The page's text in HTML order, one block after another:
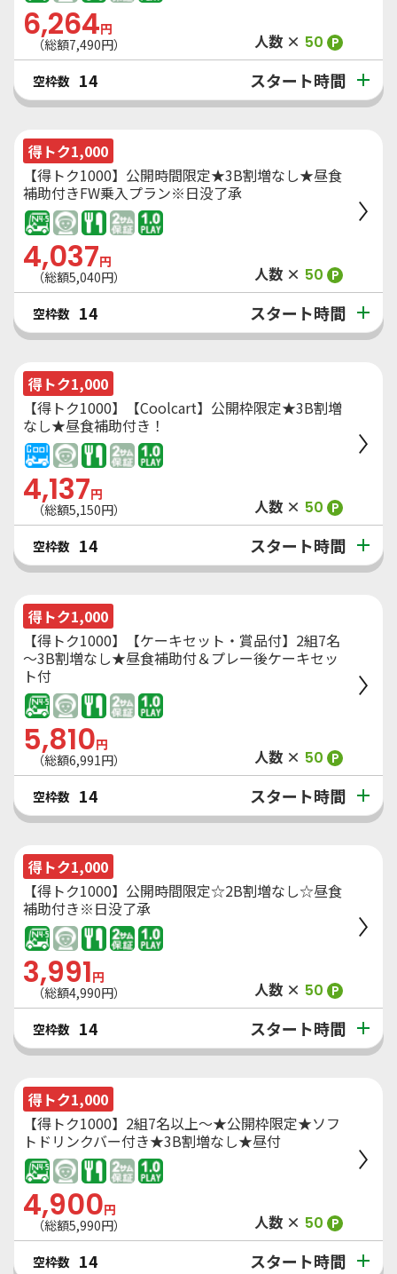
6,264円
（総額7,490円） 人数 × 50 P
空枠数 14 スタート時間
得トク1,000
【得トク1000】公開時間限定★3B割増なし★昼食
補助付きFW乗入プラン※日没了承
4,037円
（総額5,040円） 人数 × 50 P
空枠数 14 スタート時間
得トク1,000
【得トク1000】【Coolcart】公開枠限定★3B割増
なし★昼食補助付き！
4,137円
（総額5,150円） 人数 × 50 P
空枠数 14 スタート時間
得トク1,000
【得トク1000】【ケーキセット・賞品付】2組7名
～3B割増なし★昼食補助付＆プレー後ケーキセッ
ト付
5,810円
（総額6,991円） 人数 × 50 P
空枠数 14 スタート時間
得トク1,000
【得トク1000】公開時間限定☆2B割増なし☆昼食
補助付き※日没了承
3,991円
（総額4,990円） 人数 × 50 P
空枠数 14 スタート時間
得トク1,000
【得トク1000】2組7名以上～★公開枠限定★ソフ
トドリンクバー付き★3B割増なし★昼付
4,900円
（総額5,990円） 人数 × 50 P
空枠数 14 スタート時間